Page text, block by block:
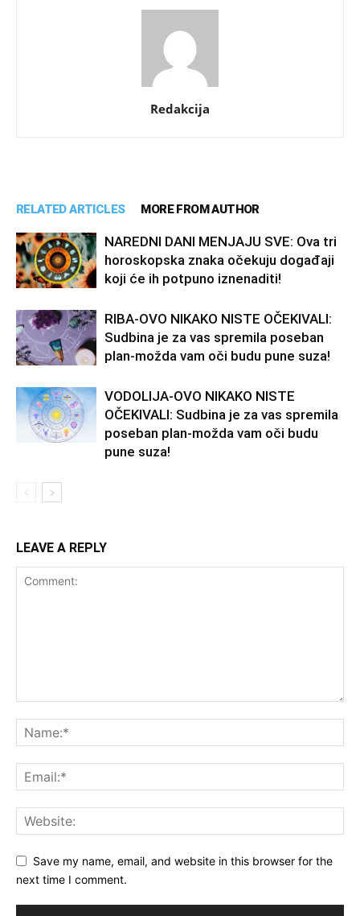
Redakcija
RELATED ARTICLES MORE FROM AUTHOR
NAREDNI DANI MENJAJU SVE: Ova tri
horoskopska znaka očekuju događaji
koji će ih potpuno iznenaditi!
RIBA-OVO NIKAKO NISTE OČEKIVALI:
Sudbina je za vas spremila poseban
plan-možda vam oči budu pune suza!
VODOLIJA-OVO NIKAKO NISTE
OČEKIVALI: Sudbina je za vas spremila
poseban plan-možda vam oči budu
pune suza!
LEAVE A REPLY
Save my name, email, and website in this browser for the
next time I comment.